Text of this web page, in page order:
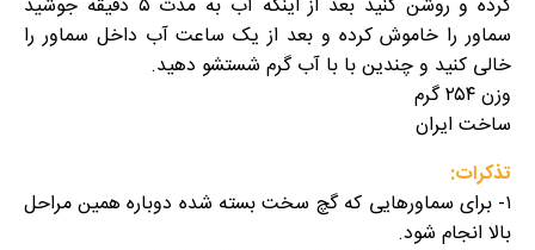
سماور را خاموش کرده و بعد از یک ساعت آب داخل سماور را
خالی کنید و چندین با با آب گرم شستشو دهید.
وزن ۲۵۴ گرم
ساخت ایران
تذکرات:
۱- برای سماورهایی که گچ سخت بسته شده دوباره همین مراحل
بالا انجام شود.